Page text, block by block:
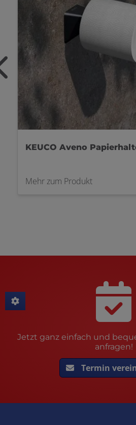
KEUCO Aveno
Mehr zum Produkt
Jetzt ganz einfach und
anfragen!
Termin